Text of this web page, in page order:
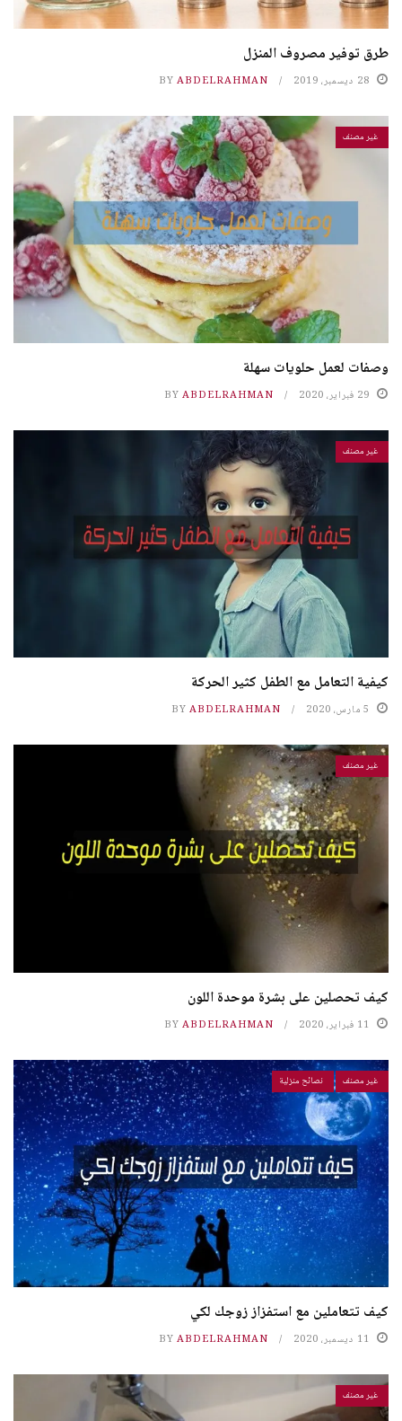
طرق توفير مصروف المنزل
28 ديسمبر، 2019 BY ABDELRAHMAN
غير مصنف
وصفات لعمل حلويات سهلة
29 فبراير، 2020 BY ABDELRAHMAN
غير مصنف
كيفية التعامل مع الطفل كثير الحركة
5 مارس، 2020 BY ABDELRAHMAN
غير مصنف
كيف تحصلين على بشرة موحدة اللون
11 فبراير، 2020 BY ABDELRAHMAN
غير مصنف نصائح منزلية
كيف تتعاملين مع استفزاز زوجك لكي
11 ديسمبر، 2020 BY ABDELRAHMAN
غير مصنف